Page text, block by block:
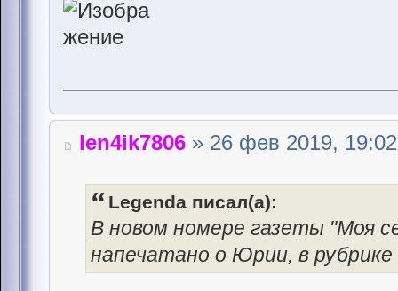
len4ik7806 » 26 фев 2019, 19:02
Legenda писал(а):
В новом номере газеты "Моя
напечатано о Юрии, в рубрике